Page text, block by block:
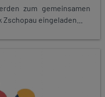
zum gemeinsamen
eingeladen...